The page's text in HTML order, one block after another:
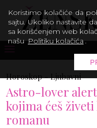
Horoskop -Ljubavni
Astro-lover
kojima ćeš
romanu
Koristimo kolačiće da
sajtu. Ukoliko nastavite
sa korišćenjem web
našu Politiku kolačića .